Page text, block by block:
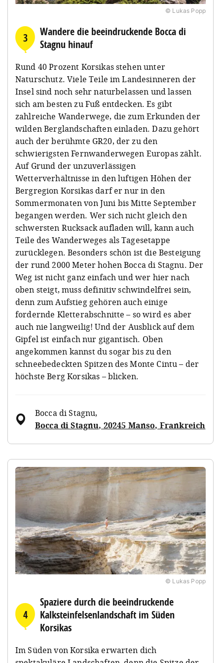
© Lukas Popp
3
Wandere die beeindruckende Bocca di
Stagnu hinauf
Rund 40 Prozent Korsikas stehen unter
Naturschutz. Viele Teile im Landesinneren der
Insel sind noch sehr naturbelassen und lassen
sich am besten zu Fuß entdecken. Es gibt
zahlreiche Wanderwege, die zum Erkunden der
wilden Berglandschaften einladen. Dazu gehört
auch der berühmte GR20, der zu den
schwierigsten Fernwanderwegen Europas zählt.
Auf Grund der unzuverlässigen
Wetterverhältnisse in den luftigen Höhen der
Bergregion Korsikas darf er nur in den
Sommermonaten von Juni bis Mitte September
begangen werden. Wer sich nicht gleich den
schwersten Rucksack aufladen will, kann auch
Teile des Wanderweges als Tagesetappe
zurücklegen. Besonders schön ist die Besteigung
der rund 2000 Meter hohen Bocca di Stagnu. Der
Weg ist nicht ganz einfach und wer hier nach
oben steigt, muss definitiv schwindelfrei sein,
denn zum Aufstieg gehören auch einige
fordernde Kletterabschnitte – so wird es aber
auch nie langweilig! Und der Ausblick auf dem
Gipfel ist einfach nur gigantisch. Oben
angekommen kannst du sogar bis zu den
schneebedeckten Spitzen des Monte Cintu – der
höchste Berg Korsikas – blicken.
Bocca di Stagnu,
Bocca di Stagnu, 20245 Manso, Frankreich
© Lukas Popp
4
Spaziere durch die beeindruckende
Kalksteinfelsenlandschaft im Süden
Korsikas
Im Süden von Korsika erwarten dich